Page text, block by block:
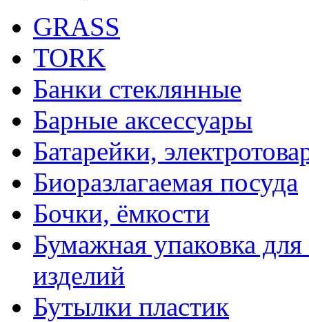
GRASS
TORK
Банки стеклянные
Барные аксессуары
Батарейки,
Биоразлагаемая посуда
Бочки, ёмкости
Бумажная упаковка
изделий
Бутылки пластик